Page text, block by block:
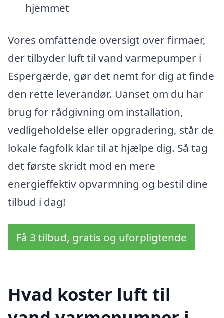
hjemmet
Vores omfattende oversigt over firmaer,
der tilbyder luft til vand varmepumper i
Espergærde, gør det nemt for dig at finde
den rette leverandør. Uanset om du har
brug for rådgivning om installation,
vedligeholdelse eller opgradering, står de
lokale fagfolk klar til at hjælpe dig. Så tag
det første skridt mod en mere
energieffektiv opvarmning og bestil dine
tilbud i dag!
Få 3 tilbud, gratis og uforpligtende
Hvad koster luft til